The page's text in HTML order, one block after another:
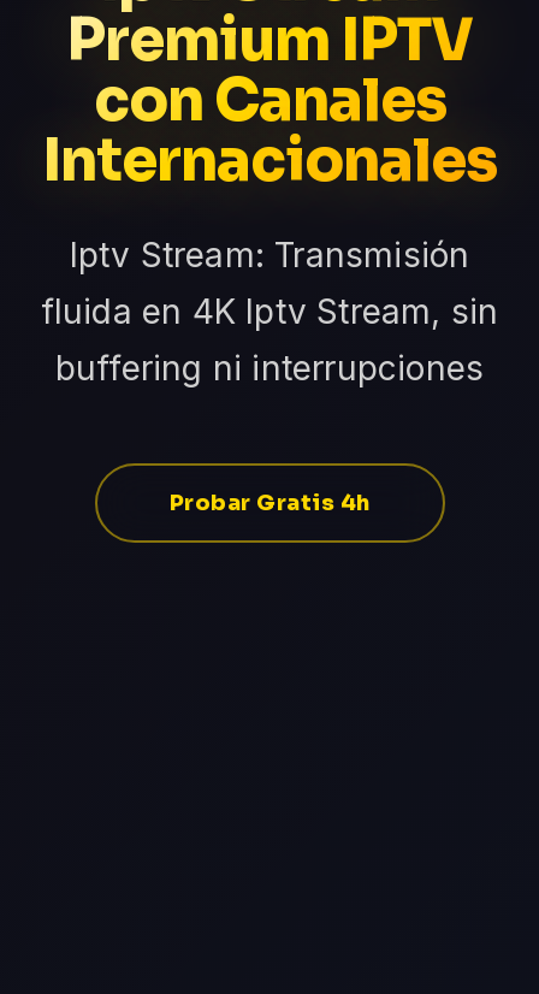
Premium IPTV
con Canales
Internacionales
Iptv Stream: Transmisión
fluida en 4K Iptv Stream, sin
buffering ni interrupciones
Probar Gratis 4h